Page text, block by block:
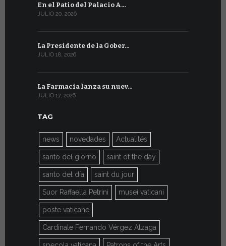
En el Patio del Palacio A…
JULIO 20, 2026
La Presidente de la Gober…
JULIO 18, 2026
La Farmacia lanza su nuev…
JULIO 17, 2026
TAG
news novedades Actualités
santo del giorno saint of the day
santo del día saint du jour
Suor Raffaella Petrini musei vaticani
poste vaticane
Cardinale Fernando Vérgez Alzaga